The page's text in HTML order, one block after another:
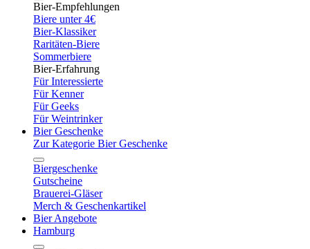
Bier-Empfehlungen
Biere unter 4€
Bier-Klassiker
Raritäten-Biere
Sommerbiere
Bier-Erfahrung
Für Interessierte
Für Kenner
Für Geeks
Für Weintrinker
Bier Geschenke
Zur Kategorie Bier Geschenke
Biergeschenke
Gutscheine
Brauerei-Gläser
Merch & Geschenkartikel
Bier Angebote
Hamburg